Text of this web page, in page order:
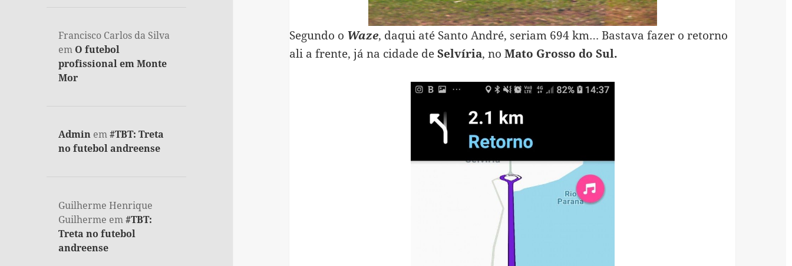
Francisco Carlos da Silva
em O futebol
profissional em Monte
Mor
Admin em#TBT: Treta
no futebol andreense
Guilherme Henrique
Guilherme em#TBT:
Treta no futebol
andreense
Segundo o Waze, daqui até Santo André, seriam 694 km… Bastava fazer o retorno
ali a frente, já na cidade deSelvíria, no Mato Grosso do Sul.